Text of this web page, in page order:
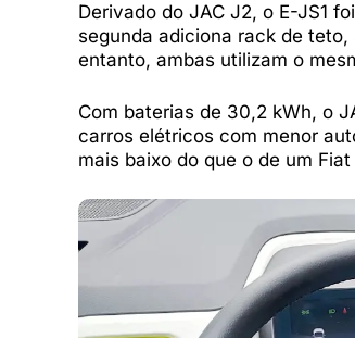
Derivado do JAC J2, o E-JS1
segunda adiciona rack de
entanto, ambas utilizam o
Com baterias de 30,2 kWh, o
carros elétricos com menor
mais baixo do que o de um